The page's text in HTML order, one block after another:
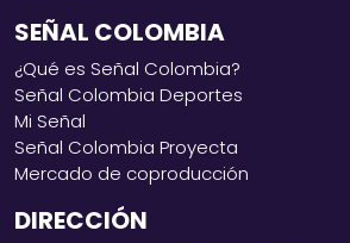
SEÑAL COLOMBIA
¿Qué es Señal Colombia?
Señal Colombia Deportes
Mi Señal
Señal Colombia Proyecta
Mercado de coproducción
DIRECCIÓN